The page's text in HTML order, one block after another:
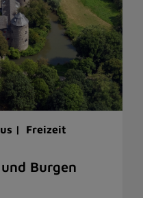
| Freizeit
Burgen